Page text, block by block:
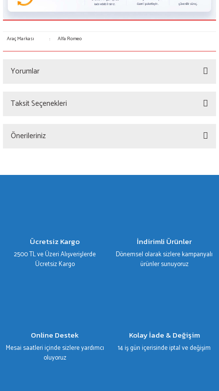
Araç Markası : Alfa Romeo
Yorumlar
Taksit Seçenekleri
Önerileriniz
gördüğünüz noktaları öneri formunu kullanarak tarafımıza iletebilirsiniz.
Ürün fiyatı diğer sitelerden daha pahalı.
Bu ürüne benzer farklı alternatifler olmalı.
Ücretsiz Kargo
2500 TL ve Üzeri Alışverişlerde
Ücretsiz Kargo
İndirimli Ürünler
Dönemsel olarak sizlere kampanyalı
ürünler sunuyoruz
Online Destek
Mesai saatleri içinde sizlere yardımcı
oluyoruz
Kolay İade & Değişim
14 iş gün içerisinde iptal ve değişim